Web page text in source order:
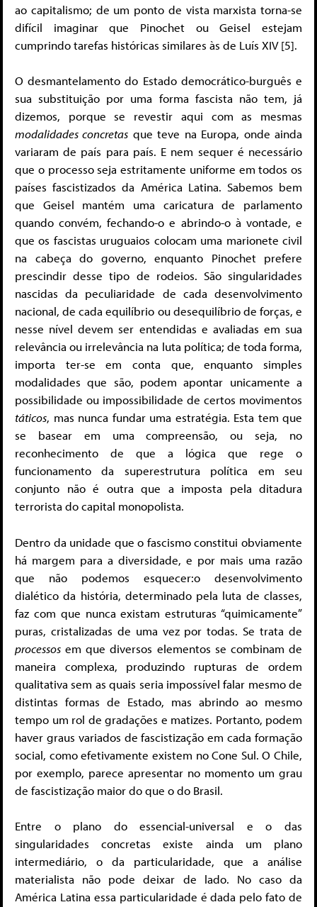
ao capitalismo; de um ponto de vista marxista torna-se
difícil imaginar que Pinochet ou Geisel estejam
cumprindo tarefas históricas similares às de Luís XIV [5].
O desmantelamento do Estado democrático-burguês e
sua substituição por uma forma fascista não tem, já
dizemos, porque se revestir aqui com as mesmas
modalidades concretas que teve na Europa, onde ainda
variaram de país para país. E nem sequer é necessário
que o processo seja estritamente uniforme em todos os
países fascistizados da América Latina. Sabemos bem
que Geisel mantém uma caricatura de parlamento
quando convém, fechando-o e abrindo-o à vontade, e
que os fascistas uruguaios colocam uma marionete civil
na cabeça do governo, enquanto Pinochet prefere
prescindir desse tipo de rodeios. São singularidades
nascidas da peculiaridade de cada desenvolvimento
nacional, de cada equilíbrio ou desequilíbrio de forças, e
nesse nível devem ser entendidas e avaliadas em sua
relevância ou irrelevância na luta política; de toda forma,
importa ter-se em conta que, enquanto simples
modalidades que são, podem apontar unicamente a
possibilidade ou impossibilidade de certos movimentos
táticos, mas nunca fundar uma estratégia. Esta tem que
se basear em uma compreensão, ou seja, no
reconhecimento de que a lógica que rege o
funcionamento da superestrutura política em seu
conjunto não é outra que a imposta pela ditadura
terrorista do capital monopolista.
Dentro da unidade que o fascismo constitui obviamente
há margem para a diversidade, e por mais uma razão
que não podemos esquecer:o desenvolvimento
dialético da história, determinado pela luta de classes,
faz com que nunca existam estruturas “quimicamente”
puras, cristalizadas de uma vez por todas. Se trata de
processos em que diversos elementos se combinam de
maneira complexa, produzindo rupturas de ordem
qualitativa sem as quais seria impossível falar mesmo de
distintas formas de Estado, mas abrindo ao mesmo
tempo um rol de gradações e matizes. Portanto, podem
haver graus variados de fascistização em cada formação
social, como efetivamente existem no Cone Sul. O Chile,
por exemplo, parece apresentar no momento um grau
de fascistização maior do que o do Brasil.
Entre o plano do essencial-universal e o das
singularidades concretas existe ainda um plano
intermediário, o da particularidade, que a análise
materialista não pode deixar de lado. No caso da
América Latina essa particularidade é dada pelo fato de